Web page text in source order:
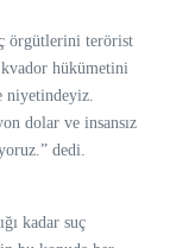
örgütlerini terörist
hükümetini
niyetindeyiz.
dolar ve insansız
dedi.
kadar suç